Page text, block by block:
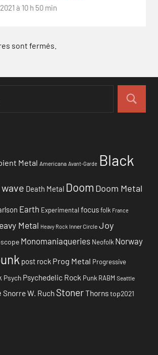
à 10 h 50 min
sont fermés.
Metal Americana Avant-Garde Black
Death Metal Doom Doom Metal
Earth Experimental focusfolk France
Metal Heavy Rock Inner Circle Joy
Monomaniaqueries Neofolk Norway
post rock Prog Metal Progressive
Psych Psychedelic Rock Punk RABM Seattle
Snorre W. Ruch StonerThornstop2021